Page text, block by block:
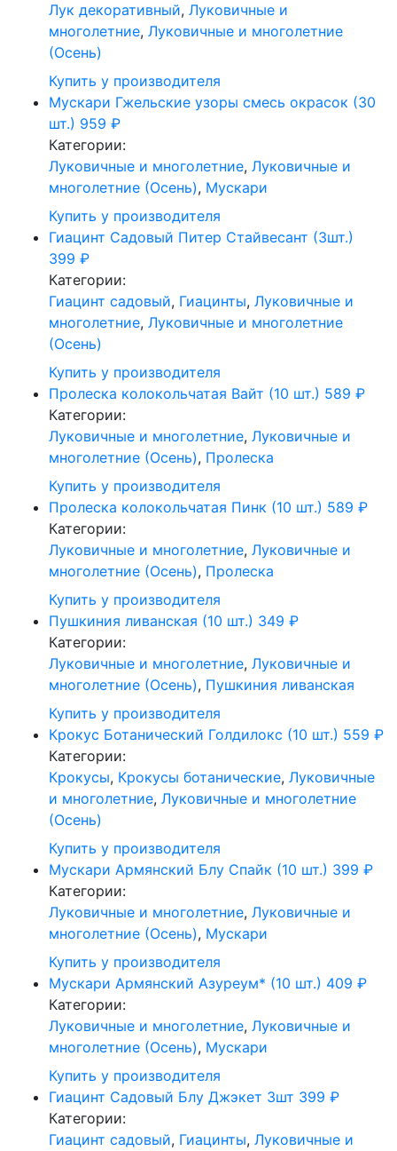
Лук декоративный, Луковичные и
многолетние, Луковичные и многолетние
(Осень)
Купить у производителя
Мускари Гжельские узоры смесь окрасок (30
шт.) 959 ₽
Категории:
Луковичные и многолетние, Луковичные и
многолетние (Осень), Мускари
Купить у производителя
Гиацинт Садовый Питер Стайвесант (3шт.)
399 ₽
Категории:
Гиацинт садовый, Гиацинты, Луковичные и
многолетние, Луковичные и многолетние
(Осень)
Купить у производителя
Пролеска колокольчатая Вайт (10 шт.) 589 ₽
Категории:
Луковичные и многолетние, Луковичные и
многолетние (Осень), Пролеска
Купить у производителя
Пролеска колокольчатая Пинк (10 шт.) 589 ₽
Категории:
Луковичные и многолетние, Луковичные и
многолетние (Осень), Пролеска
Купить у производителя
Пушкиния ливанская (10 шт.) 349 ₽
Категории:
Луковичные и многолетние, Луковичные и
многолетние (Осень), Пушкиния ливанская
Купить у производителя
Крокус Ботанический Голдилокс (10 шт.) 559 ₽
Категории:
Крокусы, Крокусы ботанические, Луковичные
и многолетние, Луковичные и многолетние
(Осень)
Купить у производителя
Мускари Армянский Блу Спайк (10 шт.) 399 ₽
Категории:
Луковичные и многолетние, Луковичные и
многолетние (Осень), Мускари
Купить у производителя
Мускари Армянский Азуреум* (10 шт.) 409 ₽
Категории:
Луковичные и многолетние, Луковичные и
многолетние (Осень), Мускари
Купить у производителя
Гиацинт Садовый Блу Джэкет 3шт 399 ₽
Категории:
Гиацинт садовый, Гиацинты, Луковичные и